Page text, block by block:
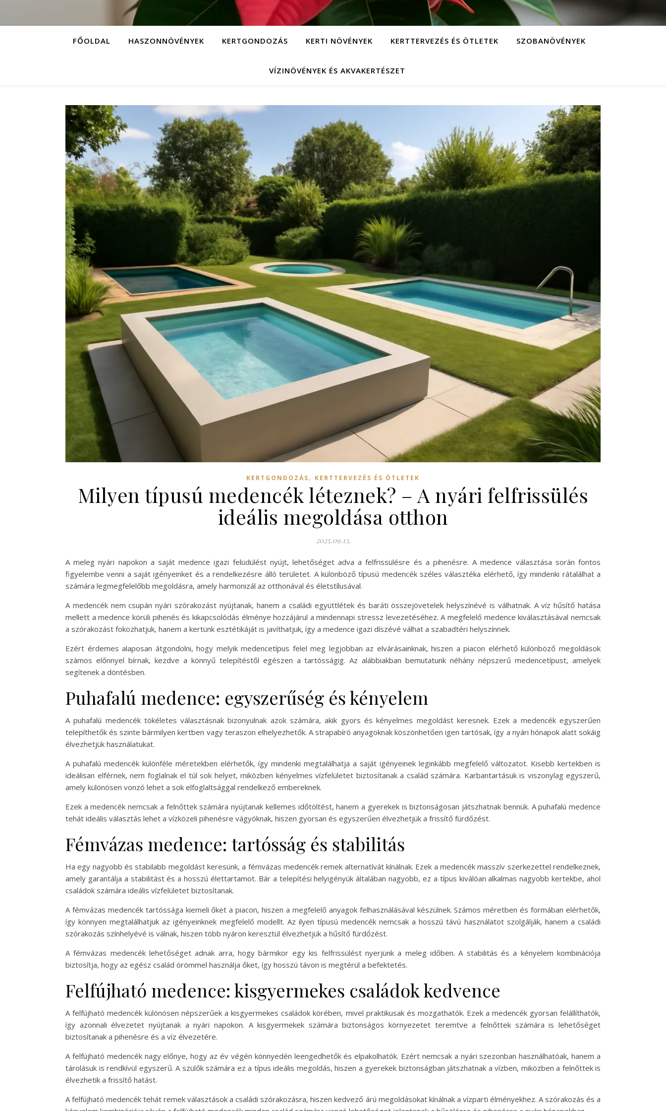
FŐOLDAL HASZONNÖVÉNYEK KERTGONDOZÁS KERTI NÖVÉNYEK KERTTERVEZÉS ÉS ÖTLETEK SZOBANÖVÉNYEK
VÍZINÖVÉNYEK ÉS AKVAKERTÉSZET
KERTGONDOZÁS, KERTTERVEZÉS ÉS ÖTLETEK
Milyen típusú medencék léteznek? – A nyári felfrissülés
ideális megoldása otthon
2025.09.13.
A meleg nyári napokon a saját medence igazi felüdülést nyújt, lehetőséget adva a felfrissülésre és a pihenésre. A medence választása során fontos
figyelembe venni a saját igényeinket és a rendelkezésre álló területet. A különböző típusú medencék széles választéka elérhető, így mindenki rátalálhat a
számára legmegfelelőbb megoldásra, amely harmonizál az otthonával és életstílusával.
A medencék nem csupán nyári szórakozást nyújtanak, hanem a családi együttlétek és baráti összejövetelek helyszínévé is válhatnak. A víz hűsítő hatása
mellett a medence körüli pihenés és kikapcsolódás élménye hozzájárul a mindennapi stressz levezetéséhez. A megfelelő medence kiválasztásával nemcsak
a szórakozást fokozhatjuk, hanem a kertünk esztétikáját is javíthatjuk, így a medence igazi díszévé válhat a szabadtéri helyszínnek.
Ezért érdemes alaposan átgondolni, hogy melyik medencetípus felel meg legjobban az elvárásainknak, hiszen a piacon elérhető különböző megoldások
számos előnnyel bírnak, kezdve a könnyű telepítéstől egészen a tartósságig. Az alábbiakban bemutatunk néhány népszerű medencetípust, amelyek
segítenek a döntésben.
Puhafalú medence: egyszerűség és kényelem
A puhafalú medencék tökéletes választásnak bizonyulnak azok számára, akik gyors és kényelmes megoldást keresnek. Ezek a medencék egyszerűen
telepíthetők és szinte bármilyen kertben vagy teraszon elhelyezhetők. A strapabíró anyagoknak köszönhetően igen tartósak, így a nyári hónapok alatt sokáig
élvezhetjük használatukat.
A puhafalú medencék különféle méretekben elérhetők, így mindenki megtalálhatja a saját igényeinek leginkább megfelelő változatot. Kisebb kertekben is
ideálisan elférnek, nem foglalnak el túl sok helyet, miközben kényelmes vízfelületet biztosítanak a család számára. Karbantartásuk is viszonylag egyszerű,
amely különösen vonzó lehet a sok elfoglaltsággal rendelkező embereknek.
Ezek a medencék nemcsak a felnőttek számára nyújtanak kellemes időtöltést, hanem a gyerekek is biztonságosan játszhatnak bennük. A puhafalú medence
tehát ideális választás lehet a vízközeli pihenésre vágyóknak, hiszen gyorsan és egyszerűen élvezhetjük a frissítő fürdőzést.
Fémvázas medence: tartósság és stabilitás
Ha egy nagyobb és stabilabb megoldást keresünk, a fémvázas medencék remek alternatívát kínálnak. Ezek a medencék masszív szerkezettel rendelkeznek,
amely garantálja a stabilitást és a hosszú élettartamot. Bár a telepítési helyigényük általában nagyobb, ez a típus kiválóan alkalmas nagyobb kertekbe, ahol
családok számára ideális vízfelületet biztosítanak.
A fémvázas medencék tartóssága kiemeli őket a piacon, hiszen a megfelelő anyagok felhasználásával készülnek. Számos méretben és formában elérhetők,
így könnyen megtalálhatjuk az igényeinknek megfelelő modellt. Az ilyen típusú medencék nemcsak a hosszú távú használatot szolgálják, hanem a családi
szórakozás színhelyévé is válnak, hiszen több nyáron keresztül élvezhetjük a hűsítő fürdőzést.
A fémvázas medencék lehetőséget adnak arra, hogy bármikor egy kis felfrissülést nyerjünk a meleg időben. A stabilitás és a kényelem kombinációja
biztosítja, hogy az egész család örömmel használja őket, így hosszú távon is megtérül a befektetés.
Felfújható medence: kisgyermekes családok kedvence
A felfújható medencék különösen népszerűek a kisgyermekes családok körében, mivel praktikusak és mozgathatók. Ezek a medencék gyorsan felállíthatók,
így azonnali élvezetet nyújtanak a nyári napokon. A kisgyermekek számára biztonságos környezetet teremtve a felnőttek számára is lehetőséget
biztosítanak a pihenésre és a víz élvezetére.
A felfújható medencék nagy előnye, hogy az év végén könnyedén leengedhetők és elpakolhatók. Ezért nemcsak a nyári szezonban használhatóak, hanem a
tárolásuk is rendkívül egyszerű. A szülők számára ez a típus ideális megoldás, hiszen a gyerekek biztonságban játszhatnak a vízben, miközben a felnőttek is
élvezhetik a frissítő hatást.
A felfújható medencék tehát remek választások a családi szórakozásra, hiszen kedvező árú megoldásokat kínálnak a vízparti élményekhez. A szórakozás és a